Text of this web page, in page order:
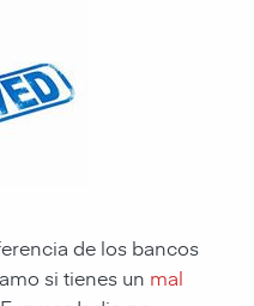
de los bancos
si tienes un mal